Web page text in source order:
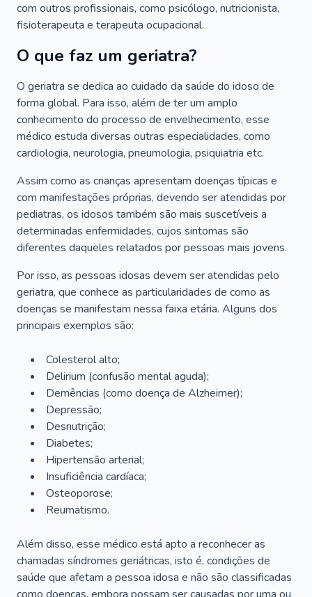
com outros profissionais, como psicólogo, nutricionista,
fisioterapeuta e terapeuta ocupacional.
O que faz um geriatra?
O geriatra se dedica ao cuidado da saúde do idoso de
forma global. Para isso, além de ter um amplo
conhecimento do processo de envelhecimento, esse
médico estuda diversas outras especialidades, como
cardiologia, neurologia, pneumologia, psiquiatria etc.
Assim como as crianças apresentam doenças típicas e
com manifestações próprias, devendo ser atendidas por
pediatras, os idosos também são mais suscetíveis a
determinadas enfermidades, cujos sintomas são
diferentes daqueles relatados por pessoas mais jovens.
Por isso, as pessoas idosas devem ser atendidas pelo
geriatra, que conhece as particularidades de como as
doenças se manifestam nessa faixa etária. Alguns dos
principais exemplos são:
Colesterol alto;
Delirium (confusão mental aguda);
Demências (como doença de Alzheimer);
Depressão;
Desnutrição;
Diabetes;
Hipertensão arterial;
Insuficiência cardíaca;
Osteoporose;
Reumatismo.
Além disso, esse médico está apto a reconhecer as
chamadas síndromes geriátricas, isto é, condições de
saúde que afetam a pessoa idosa e não são classificadas